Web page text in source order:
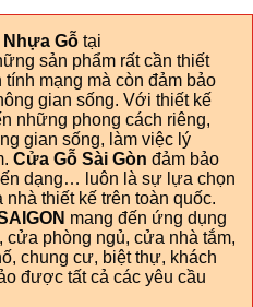
Gỗ tại
sản phẩm rất cần thiết
mạng mà còn đảm bảo
gian sống. Với thiết kế
những phong cách riêng,
gian sống, làm việc lý
Cửa Gỗ Sài Gòn đảm bảo
dạng… luôn là sự lựa chọn
thiết kế trên toàn quốc.
mang đến ứng dụng
phòng ngủ, cửa nhà tắm,
chung cư, biệt thự, khách
được tất cả các yêu cầu